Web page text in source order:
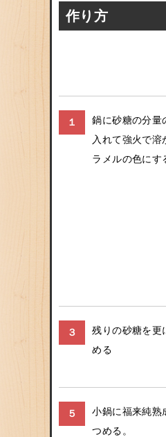
作り方
１
鍋に砂糖の分量
入れて強火で溶
ラメルの色にす
３
残りの砂糖を更
める
５
小鍋に福来純熟
つめる。